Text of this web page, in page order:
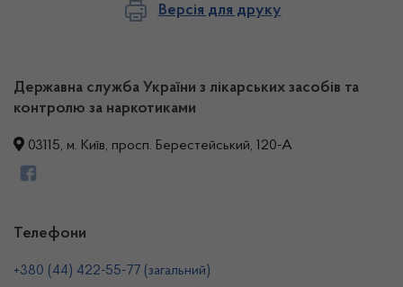
Версія для друку
Державна служба України з лікарських засобів та
контролю за наркотиками
03115, м. Київ, просп. Берестейський, 120-А
Телефони
+380 (44) 422-55-77 (загальний)